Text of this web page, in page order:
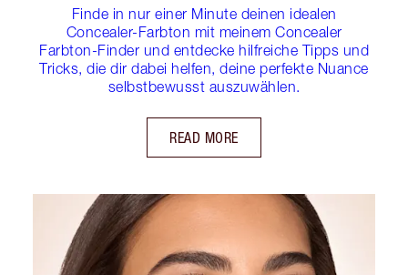
Finde in nur einer Minute deinen idealen
Concealer-Farbton mit meinem Concealer
Farbton-Finder und entdecke hilfreiche Tipps und
Tricks, die dir dabei helfen, deine perfekte Nuance
selbstbewusst auszuwählen.
READ MORE